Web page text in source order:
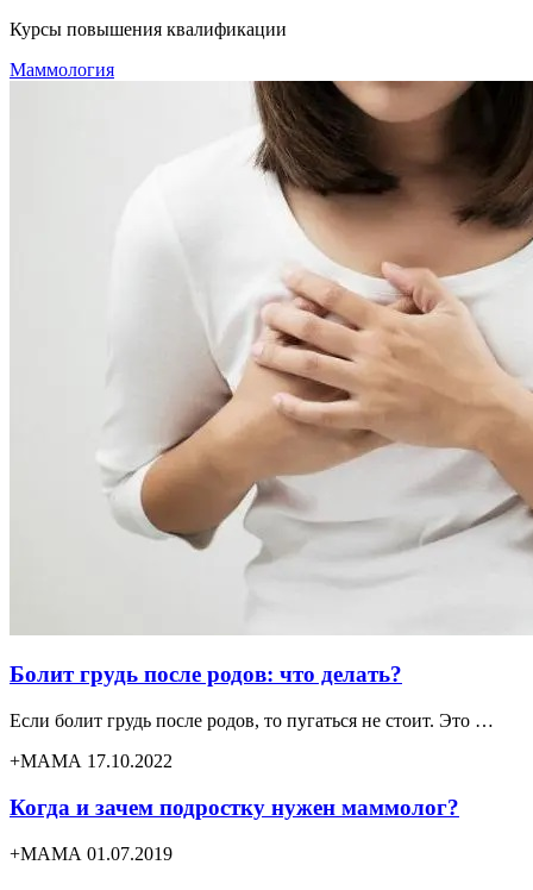
Курсы повышения квалификации
Маммология
Болит грудь после родов: что делать?
Если болит грудь после родов, то пугаться не стоит. Это …
+МАМА 17.10.2022
Когда и зачем подростку нужен маммолог?
+МАМА 01.07.2019